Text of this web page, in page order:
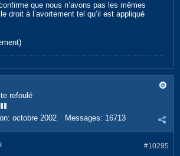
que nous n’avons pas les mêmes
droit à l’avortement tel qu’il est appliqué
refoulé
octobre 2002 Messages: 16713
#10295